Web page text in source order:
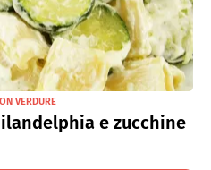
VERDURE
e zucchine